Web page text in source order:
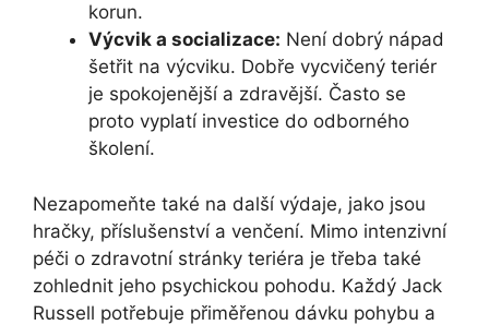
korun.
Výcvik a socializace: Není dobrý nápad
šetřit na výcviku. Dobře vycvičený teriér
je spokojenější a zdravější. Často se
proto vyplatí investice do odborného
školení.
Nezapomeňte také na další výdaje, jako jsou
hračky, příslušenství a venčení. Mimo intenzivní
péči o zdravotní stránky teriéra je třeba také
zohlednit jeho psychickou pohodu. Každý Jack
Russell potřebuje přiměřenou dávku pohybu a